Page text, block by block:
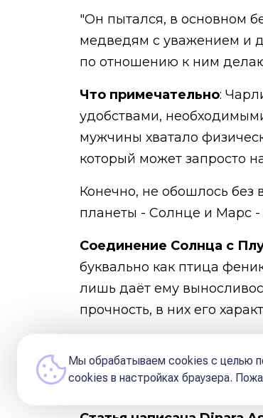
"Он пытался, в основном
медведям с уважением и
по отношению к ним
Что примечательно:
удобствами,
мужчины хватало
который может запросто
Конечно, не обошлось без
планеты - Солнце и Марс -
Соединение Солнца с
буквально как птица
лишь даёт ему
прочность, в них его
рода аскетизм,
указывает на это).
Мы обрабатываем cookies с целью
сookies в настройках браузера.